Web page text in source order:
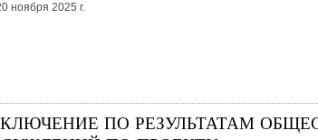
ноября 2025 г.
ПО РЕЗУЛЬТАТАМ